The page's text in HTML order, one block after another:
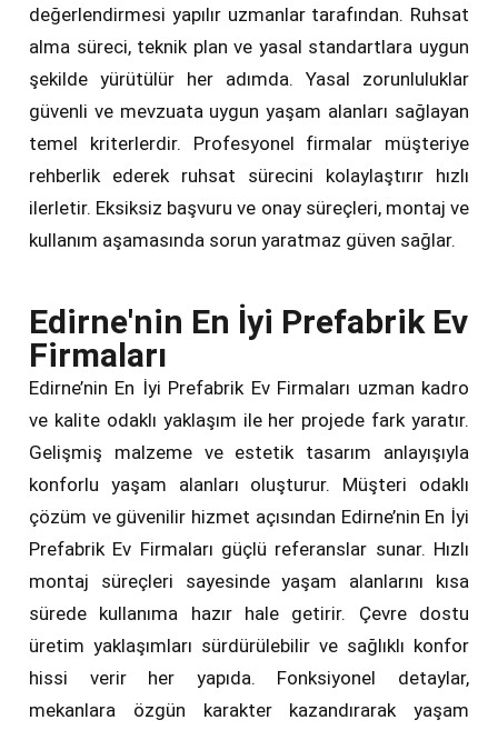
değerlendirmesi yapılır uzmanlar tarafından. Ruhsat
alma süreci, teknik plan ve yasal standartlara uygun
şekilde yürütülür her adımda. Yasal zorunluluklar
güvenli ve mevzuata uygun yaşam alanları sağlayan
temel kriterlerdir. Profesyonel firmalar müşteriye
rehberlik ederek ruhsat sürecini kolaylaştırır hızlı
ilerletir. Eksiksiz başvuru ve onay süreçleri, montaj ve
kullanım aşamasında sorun yaratmaz güven sağlar.
Edirne'nin En İyi Prefabrik Ev
Firmaları
Edirne’nin En İyi Prefabrik Ev Firmaları uzman kadro
ve kalite odaklı yaklaşım ile her projede fark yaratır.
Gelişmiş malzeme ve estetik tasarım anlayışıyla
konforlu yaşam alanları oluşturur. Müşteri odaklı
çözüm ve güvenilir hizmet açısından Edirne’nin En İyi
Prefabrik Ev Firmaları güçlü referanslar sunar. Hızlı
montaj süreçleri sayesinde yaşam alanlarını kısa
sürede kullanıma hazır hale getirir. Çevre dostu
üretim yaklaşımları sürdürülebilir ve sağlıklı konfor
hissi verir her yapıda. Fonksiyonel detaylar,
mekanlara özgün karakter kazandırarak yaşam